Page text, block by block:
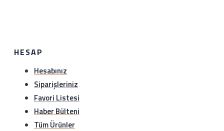
HESAP
Hesabınız
Siparişleriniz
Favori Listesi
Haber Bülteni
Tüm Ürünler